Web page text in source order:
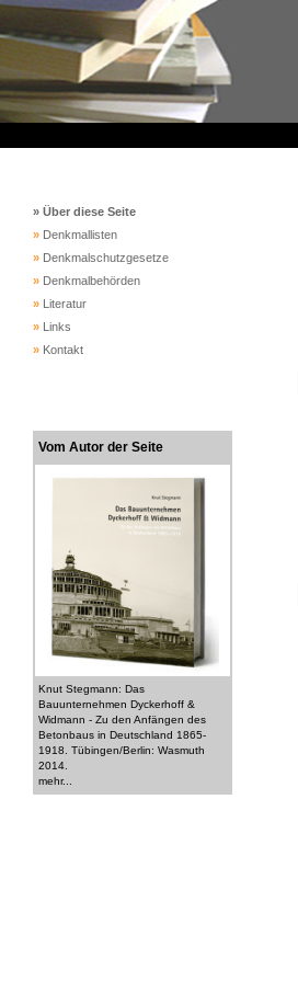
» Über diese Seite
» Denkmallisten
» Denkmalschutzgesetze
» Denkmalbehörden
» Literatur
» Links
» Kontakt
Vom Autor der Seite
Knut Stegmann: Das
Bauunternehmen Dyckerhoff &
Widmann - Zu den Anfängen des
Betonbaus in Deutschland 1865-
1918. Tübingen/Berlin: Wasmuth
2014.
mehr...